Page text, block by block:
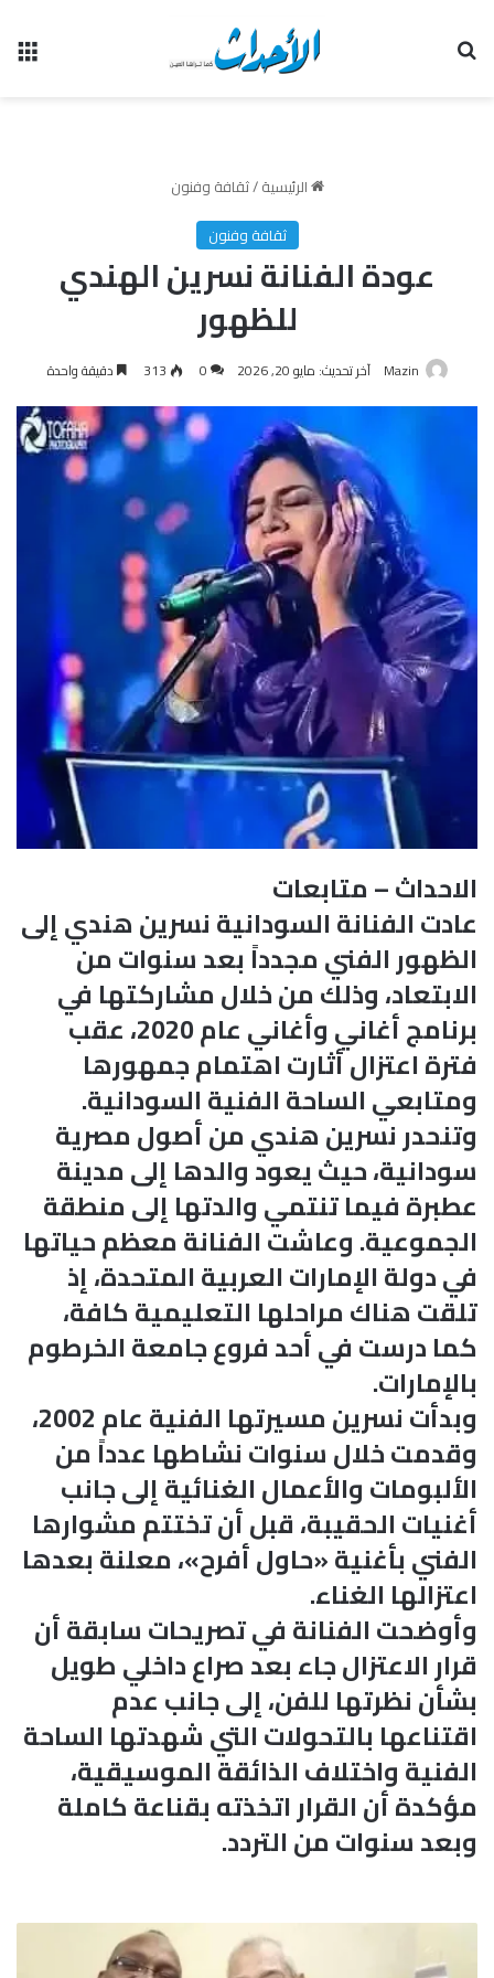
الرئيسية/ثقافة وفنون
ثقافة وفنون
عودة الفنانة نسرين الهندي
للظهور
Mazin آخر تحديث: مايو 20, 2026 0
313 دقيقة واحدة
الاحداث – متابعات
عادت الفنانة السودانية نسرين هندي إلى
الظهور الفني مجدداً بعد سنوات من
الابتعاد، وذلك من خلال مشاركتها في
برنامج أغاني وأغاني عام 2020، عقب
فترة اعتزال أثارت اهتمام جمهورها
ومتابعي الساحة الفنية السودانية.
وتنحدر نسرين هندي من أصول مصرية
سودانية، حيث يعود والدها إلى مدينة
عطبرة فيما تنتمي والدتها إلى منطقة
الجموعية. وعاشت الفنانة معظم حياتها
في دولة الإمارات العربية المتحدة، إذ
تلقت هناك مراحلها التعليمية كافة،
كما درست في أحد فروع جامعة الخرطوم
بالإمارات.
وبدأت نسرين مسيرتها الفنية عام 2002،
وقدمت خلال سنوات نشاطها عدداً من
الألبومات والأعمال الغنائية إلى جانب
أغنيات الحقيبة، قبل أن تختتم مشوارها
الفني بأغنية «حاول أفرح»، معلنة بعدها
اعتزالها الغناء.
وأوضحت الفنانة في تصريحات سابقة أن
قرار الاعتزال جاء بعد صراع داخلي طويل
بشأن نظرتها للفن، إلى جانب عدم
اقتناعها بالتحولات التي شهدتها الساحة
الفنية واختلاف الذائقة الموسيقية،
مؤكدة أن القرار اتخذته بقناعة كاملة
وبعد سنوات من التردد.